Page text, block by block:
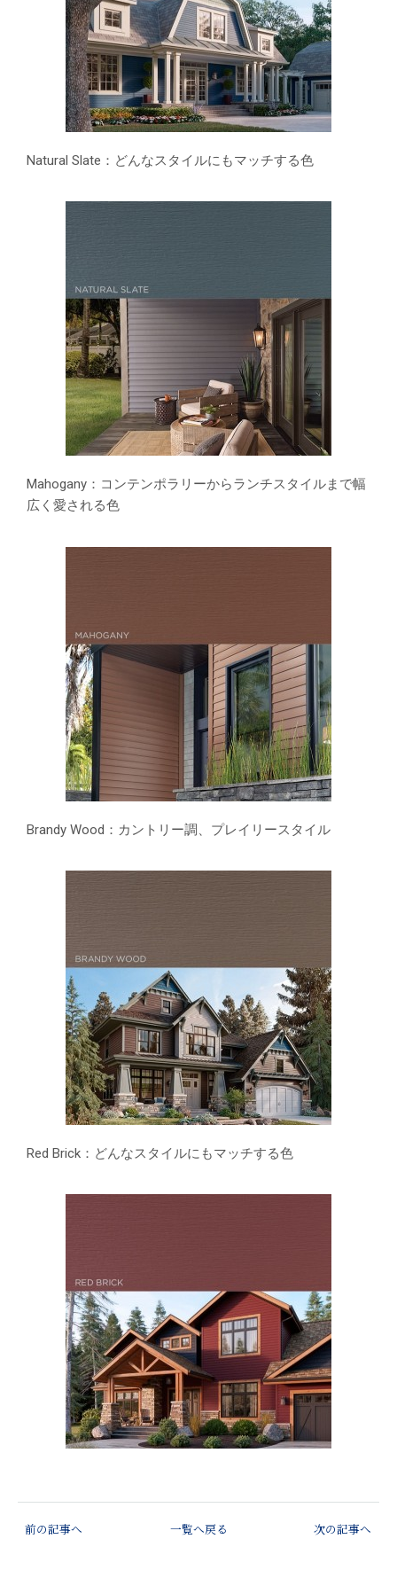
Natural Slate：どんなスタイルにもマッチする色
Mahogany：コンテンポラリーからランチスタイルまで幅
広く愛される色
Brandy Wood：カントリー調、プレイリースタイル
Red Brick：どんなスタイルにもマッチする色
前の記事へ 次の記事へ
一覧へ戻る